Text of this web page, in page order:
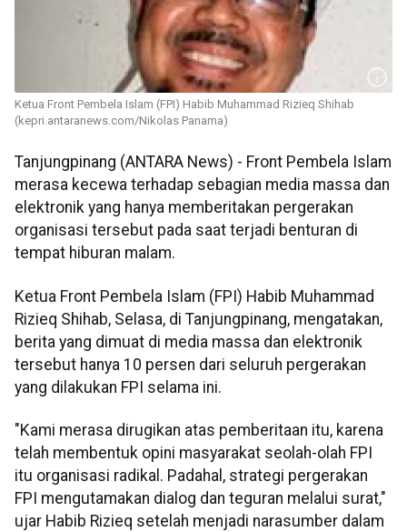
Ketua Front Pembela Islam (FPI) Habib Muhammad Rizieq Shihab
(kepri.antaranews.com/Nikolas Panama)
Tanjungpinang (ANTARA News) - Front Pembela Islam
merasa kecewa terhadap sebagian media massa dan
elektronik yang hanya memberitakan pergerakan
organisasi tersebut pada saat terjadi benturan di
tempat hiburan malam.
Ketua Front Pembela Islam (FPI) Habib Muhammad
Rizieq Shihab, Selasa, di Tanjungpinang, mengatakan,
berita yang dimuat di media massa dan elektronik
tersebut hanya 10 persen dari seluruh pergerakan
yang dilakukan FPI selama ini.
"Kami merasa dirugikan atas pemberitaan itu, karena
telah membentuk opini masyarakat seolah-olah FPI
itu organisasi radikal. Padahal, strategi pergerakan
FPI mengutamakan dialog dan teguran melalui surat,"
ujar Habib Rizieq setelah menjadi narasumber dalam